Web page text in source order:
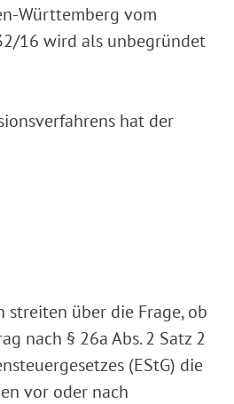
Württemberg vom
16 wird als unbegründet
hat der
streiten über die Frage, ob
nach § 26a Abs. 2 Satz 2
(EStG) die
vor oder nach